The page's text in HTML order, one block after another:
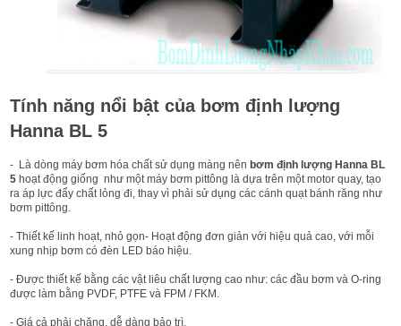
Tính năng nổi bật của bơm định lượng
Hanna BL 5
- Là dòng máy bơm hóa chất sử dụng màng nên bơm định lượng Hanna BL
5 hoạt động giống như một máy bơm pittông là dựa trên một motor quay, tạo
ra áp lực đẩy chất lỏng đi, thay vì phải sử dụng các cánh quạt bánh răng như
bơm pittông.
- Thiết kế linh hoạt, nhỏ gọn- Hoạt động đơn giản với hiệu quả cao, với mỗi
xung nhịp bơm có đèn LED báo hiệu.
- Được thiết kế bằng các vật liêu chất lượng cao như: các đầu bơm và O-ring
được làm bằng PVDF, PTFE và FPM / FKM.
- Giá cả phải chăng, dễ dàng bảo trì.